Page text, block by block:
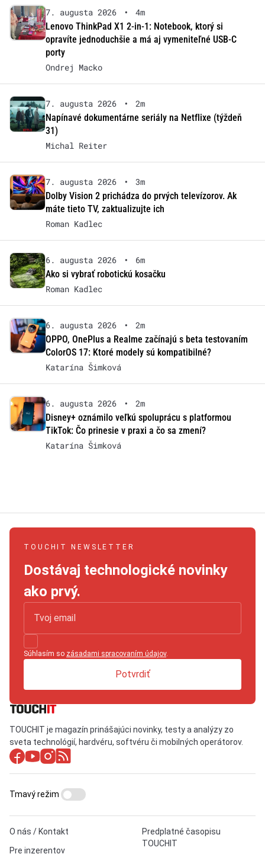
7. augusta 2026 •
4m
Lenovo ThinkPad X1 2-in-1: Notebook, ktorý si
opravíte jednoduchšie a má aj vymeniteľné USB-C
porty
Ondrej Macko
7. augusta 2026 •
2m
Napínavé dokumentárne seriály na Netflixe (týždeň
31)
Michal Reiter
7. augusta 2026 •
3m
Dolby Vision 2 prichádza do prvých televízorov. Ak
máte tieto TV, zaktualizujte ich
Roman Kadlec
6. augusta 2026 •
6m
Ako si vybrať robotickú kosačku
Roman Kadlec
6. augusta 2026 •
2m
OPPO, OnePlus a Realme začínajú s beta testovaním
ColorOS 17: Ktoré modely sú kompatibilné?
Katarína Šimková
6. augusta 2026 •
2m
Disney+ oznámilo veľkú spoluprácu s platformou
TikTok: Čo prinesie v praxi a čo sa zmení?
Katarína Šimková
TOUCHIT NEWSLETTER
Dostávaj technologické novinky
ako prvý.
Súhlasím so zásadami spracovaním údajov.
Potvrdiť
TOUCHIT je magazín prinášajúci novinky, testy a analýzy zo
sveta technológií, hardvéru, softvéru či mobilných operátorov.
O nás / Kontakt
Pre inzerentov
Predplatné časopisu
TOUCHIT
Tmavý režim